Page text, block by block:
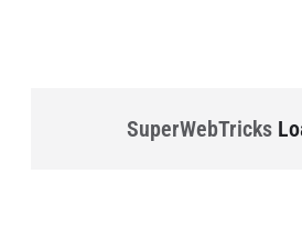
SuperWebTricks